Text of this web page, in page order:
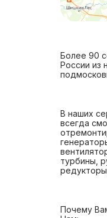
Более 90
России из
В наших
всегда
турбины,
Почему